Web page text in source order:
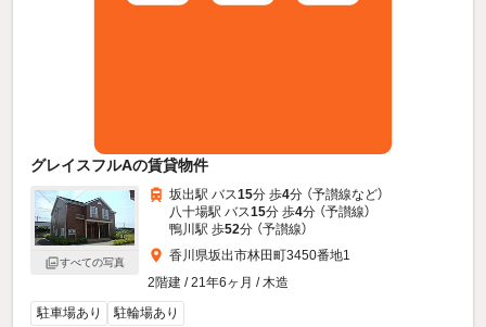
グレイスフルAの賃貸物件
すべての写真
坂出駅 バス15分 歩4分 （予讃線など）
八十場駅 バス15分 歩4分 （予讃線）
鴨川駅 歩52分 （予讃線）
香川県坂出市林田町3450番地1
2階建 / 21年6ヶ月 / 木造
駐車場あり
駐輪場あり